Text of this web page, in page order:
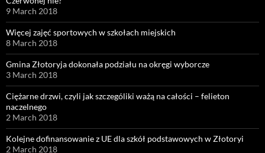
9 March 2018
Więcej zajęć sportowych w szkołach miejskich
8 March 2018
Gmina Złotoryja dokonała podziału na okręgi wyborcze
3 March 2018
Ciężarne drzwi, czyli jak szczególiki ważą na całości – felieton
naczelnego
2 March 2018
Kolejne dofinansowanie z UE dla szkół podstawowych w Złotoryi
2 March 2018